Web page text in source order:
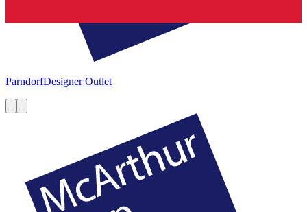
ParndorfDesigner Outlet